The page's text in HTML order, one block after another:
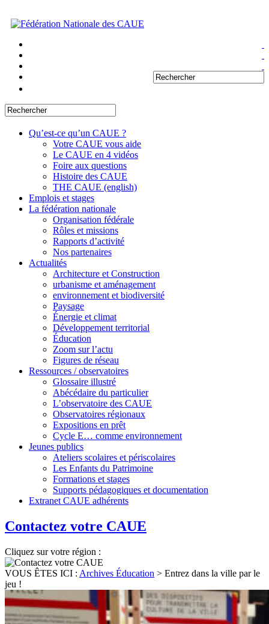
Qu’est-ce qu’un CAUE ?
Votre CAUE vous aide
Le CAUE en 4 vidéos
Foire aux questions
Histoire des CAUE
THE CAUE (english)
Emplois et stages
La fédération nationale
Organisation fédérale
Rôles et missions
Rapports d’activité
Nos partenaires
Actualités
Architecture et Construction
urbanisme et aménagement
environnement et biodiversité
Paysage
Énergie et climat
Développement territorial
Éducation
Zoom sur l’actu
Figures de réseau
Ressources / observatoires
Glossaire illustré
Abécédaire du particulier
L’observatoire des CAUE
Observatoires régionaux
Expositions en prêt
Cycle E… comme environnement
Jeunes publics
Ateliers scolaires et périscolaires
Les Enfants du Patrimoine
Formations et stages
Supports pédagogiques et documentation
Extranet CAUE adhérents
Contactez votre CAUE
Cliquez sur votre région :
VOUS ÊTES ICI : Archives Éducation > Entrez dans la ville par le
jeu !